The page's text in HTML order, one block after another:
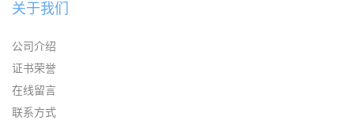
关于我们
公司介绍
证书荣誉
在线留言
联系方式